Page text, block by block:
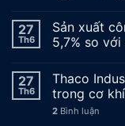
27
Th6
Sản xuất
5,7% so
27
Th6
Thaco
trong cơ
2 Bình luận